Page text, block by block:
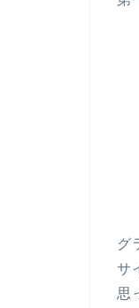
グ
サ
思